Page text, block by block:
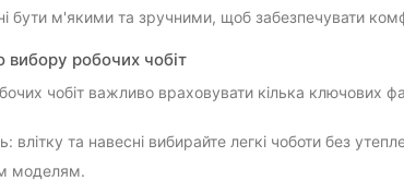
бути м'якими та зручними, щоб забезпечувати
робочих чобіт
чобіт важливо враховувати кілька ключових
влітку та навесні вибирайте легкі чоботи без
моделям.